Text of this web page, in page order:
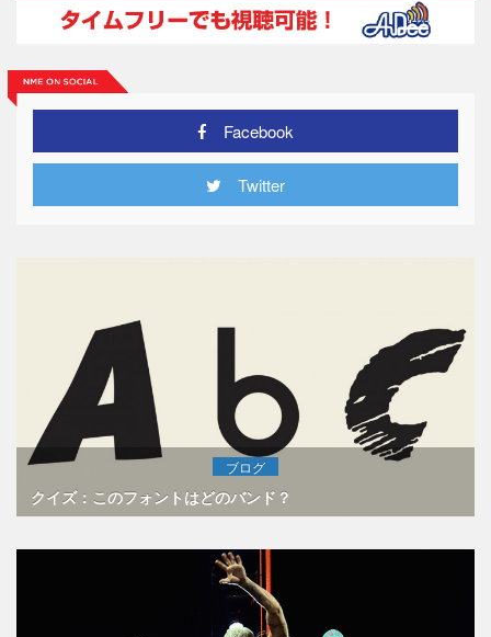
Facebook
Twitter
ブログ
クイズ：このフォントはどのバンド？